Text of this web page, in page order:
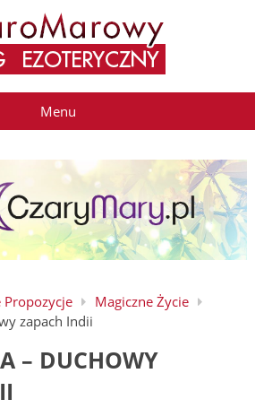
Menu
Propozycje
Magiczne Życie
zapach Indii
– DUCHOWY